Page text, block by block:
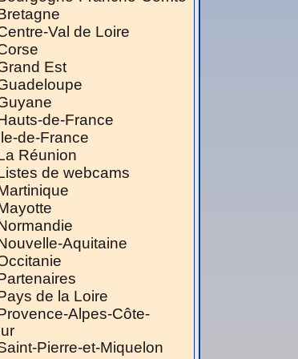
Val de Loire
Est
de-France
de-France
Réunion
de webcams
Aquitaine
de la Loire
Alpes-Côte-
Pierre-et-Miquelon